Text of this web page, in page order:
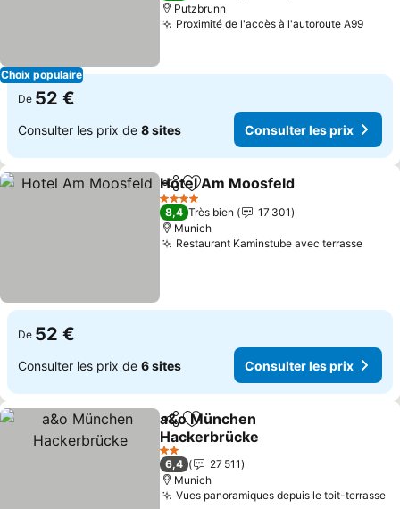
Choix populaire
Putzbrunn
Proximité de l'accès à l'autoroute A99
De 52 €
Consulter les prix de 8 sites Consulter les prix
PartagerAjouter à mes favoris
Hotel Am Moosfeld
4 Étoiles
8,4 Très bien
17 301
Munich
Restaurant Kaminstube avec terrasse
De 52 €
Consulter les prix de 6 sites Consulter les prix
PartagerAjouter à mes favoris
a&o München
Hackerbrücke
Consulter les prix
2 Étoiles
6,4
27 511
Munich
Vues panoramiques depuis le toit-terrasse